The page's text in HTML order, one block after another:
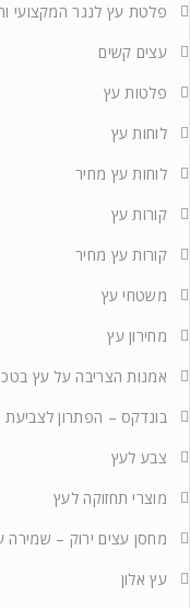
פלטת עץ לנגר המקצועי
עצים קשים
פלטות עץ
לוחות עץ
לוחות עץ מחיר
קורות עץ
קורות עץ מחיר
משטחי עץ
מחירון עץ
אמנות הצריבה על עץ
בונדקס – הפתרון לצביעת
צבע לעץ
מוצרי תחזוקה לעץ
מחסן עצים ירוק –
עץ אלון